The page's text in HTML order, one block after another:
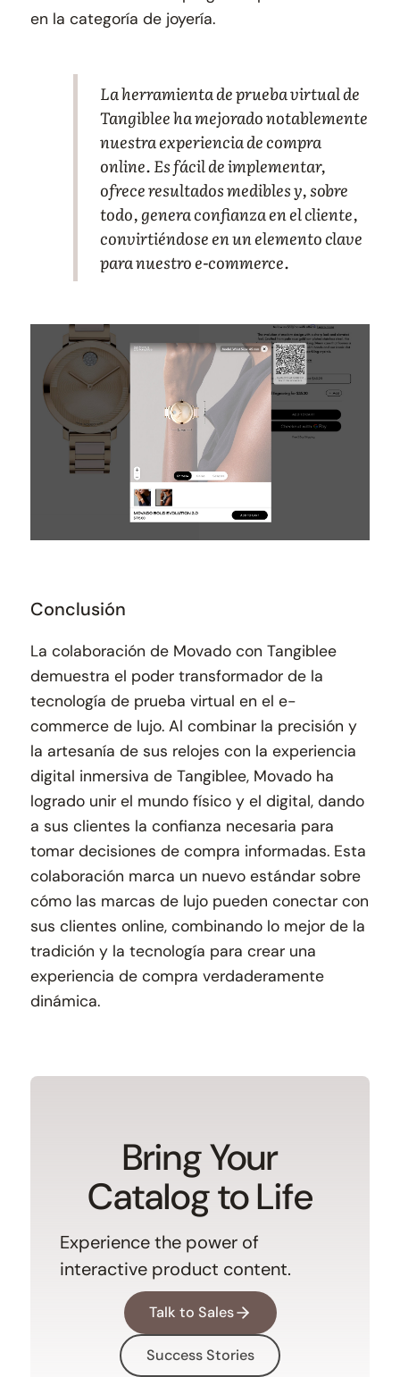
en la categoría de joyería.
La herramienta de prueba virtual de
Tangiblee ha mejorado notablemente
nuestra experiencia de compra
online. Es fácil de implementar,
ofrece resultados medibles y, sobre
todo, genera confianza en el cliente,
convirtiéndose en un elemento clave
para nuestro e-commerce.
Conclusión
La colaboración de Movado con Tangiblee
demuestra el poder transformador de la
tecnología de prueba virtual en el e-
commerce de lujo. Al combinar la precisión y
la artesanía de sus relojes con la experiencia
digital inmersiva de Tangiblee, Movado ha
logrado unir el mundo físico y el digital, dando
a sus clientes la confianza necesaria para
tomar decisiones de compra informadas. Esta
colaboración marca un nuevo estándar sobre
cómo las marcas de lujo pueden conectar con
sus clientes online, combinando lo mejor de la
tradición y la tecnología para crear una
experiencia de compra verdaderamente
dinámica.
Bring Your
Catalog to Life
Experience the power of
interactive product content.
Talk to Sales
Success Stories